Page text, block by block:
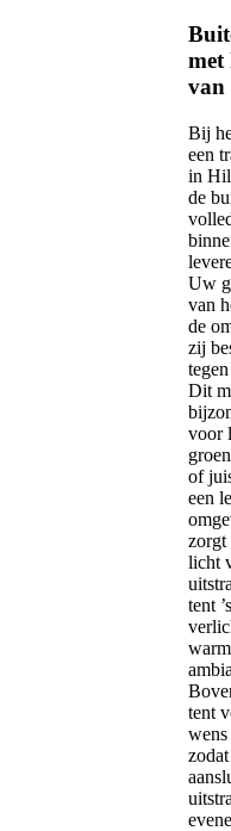
met
van
Bij
een
in
de
Uw
van
de
zij
Dit
voor
of
een
zorgt
licht
tent
tent